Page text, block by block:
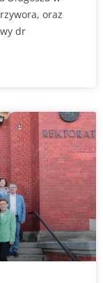
oraz
dr